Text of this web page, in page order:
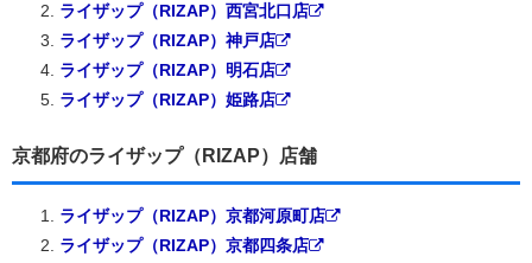
ライザップ（RIZAP）西宮北口店
ライザップ（RIZAP）神戸店
ライザップ（RIZAP）明石店
ライザップ（RIZAP）姫路店
京都府のライザップ（RIZAP）店舗
ライザップ（RIZAP）京都河原町店
ライザップ（RIZAP）京都四条店